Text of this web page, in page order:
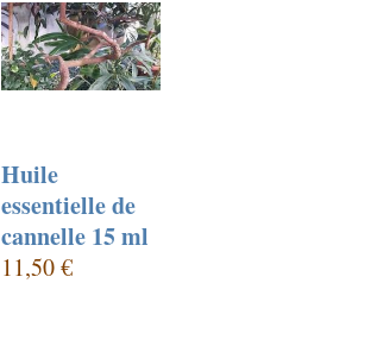
Huile
essentielle de
cannelle 15 ml
11,50 €